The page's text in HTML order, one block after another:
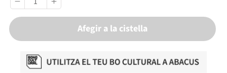
Afegir a la cistella